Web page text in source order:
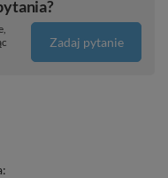
Zadaj pytanie